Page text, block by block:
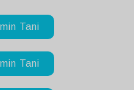
Tani
Tani